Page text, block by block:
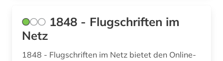
autobiografie (3)
1848 - Flugschriften im
Netz
1848 - Flugschriften im Netz bietet den Online-